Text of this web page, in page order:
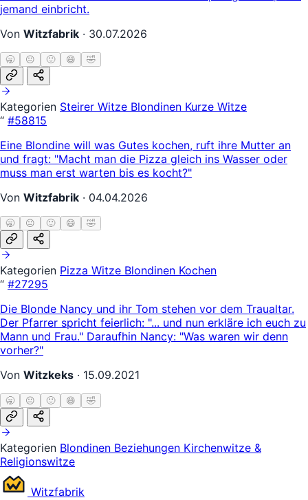
jemand einbricht.
Von Witzfabrik · 30.07.2026
🥱 😐 🙂 😄 🤣
Kategorien Steirer Witze Blondinen Kurze Witze
“ #58815
Eine Blondine will was Gutes kochen, ruft ihre Mutter an
und fragt: "Macht man die Pizza gleich ins Wasser oder
muss man erst warten bis es kocht?"
Von Witzfabrik · 04.04.2026
🥱 😐 🙂 😄 🤣
Kategorien Pizza Witze Blondinen Kochen
“ #27295
Die Blonde Nancy und ihr Tom stehen vor dem Traualtar.
Der Pfarrer spricht feierlich: "... und nun erkläre ich euch zu
Mann und Frau." Daraufhin Nancy: "Was waren wir denn
vorher?"
Von Witzkeks · 15.09.2021
🥱 😐 🙂 😄 🤣
Kategorien Blondinen Beziehungen Kirchenwitze &
Religionswitze
Witzfabrik